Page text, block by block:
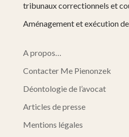
tribunaux correctionnels et
Aménagement et exécution
A propos…
Contacter Me Pienonzek
Déontologie de l’avocat
Articles de presse
Mentions légales